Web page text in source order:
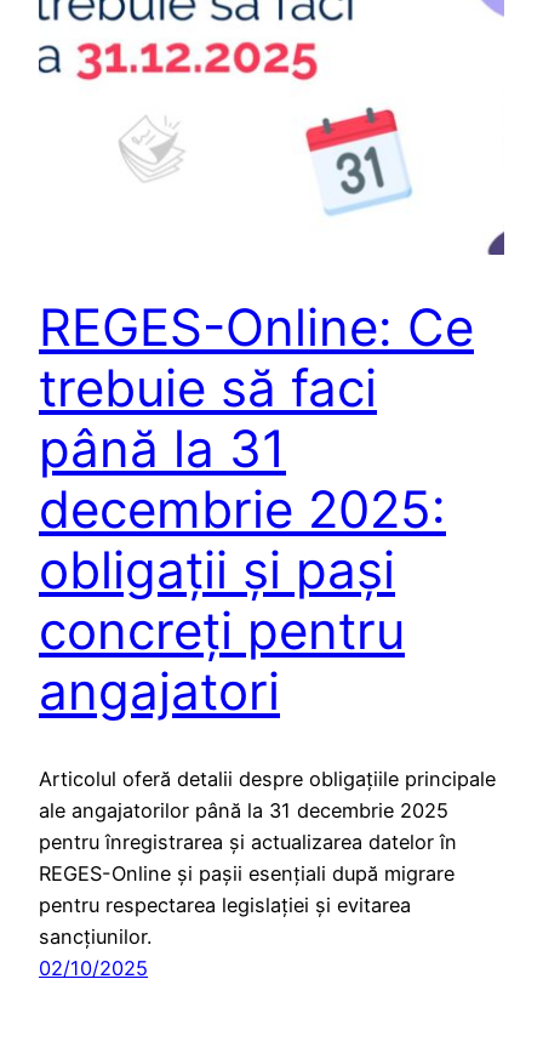
REGES-Online: Ce
trebuie să faci
până la 31
decembrie 2025:
obligații și pași
concreți pentru
angajatori
Articolul oferă detalii despre obligațiile principale
ale angajatorilor până la 31 decembrie 2025
pentru înregistrarea și actualizarea datelor în
REGES-Online și pașii esențiali după migrare
pentru respectarea legislației și evitarea
sancțiunilor.
02/10/2025